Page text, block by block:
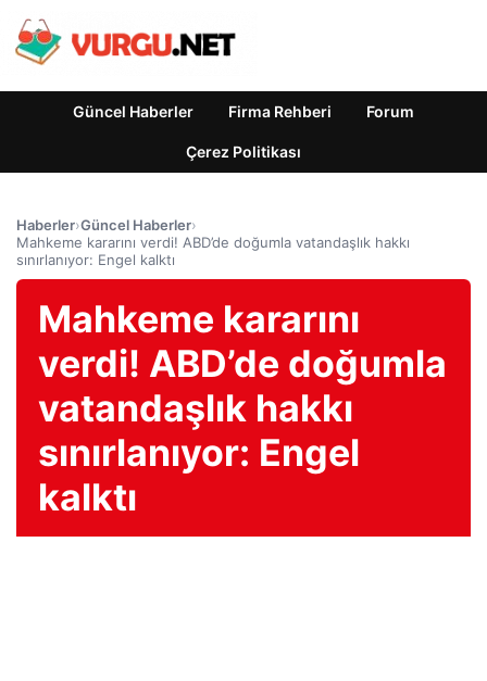
Güncel Haberler Firma Rehberi Forum
Çerez Politikası
Haberler›Güncel Haberler›
Mahkeme kararını verdi! ABD’de doğumla vatandaşlık hakkı
sınırlanıyor: Engel kalktı
Mahkeme kararını
verdi! ABD’de doğumla
vatandaşlık hakkı
sınırlanıyor: Engel
kalktı